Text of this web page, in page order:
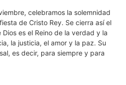
celebramos la solemnidad
de Cristo Rey. Se cierra así el
es el Reino de la verdad y la
la justicia, el amor y la paz. Su
es decir, para siempre y para